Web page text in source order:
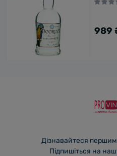
989
Дізнавайтеся першим
Підпишіться на